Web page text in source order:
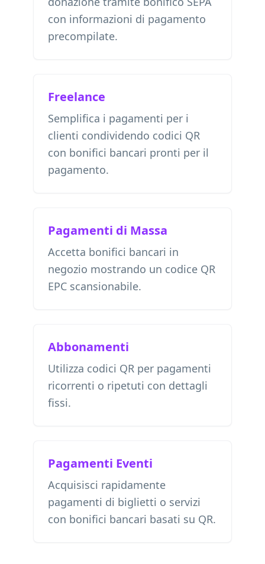
con informazioni di pagamento
precompilate.
Freelance
Semplifica i pagamenti per i
clienti condividendo codici QR
con bonifici bancari pronti per il
pagamento.
Pagamenti di Massa
Accetta bonifici bancari in
negozio mostrando un codice QR
EPC scansionabile.
Abbonamenti
Utilizza codici QR per pagamenti
ricorrenti o ripetuti con dettagli
fissi.
Pagamenti Eventi
Acquisisci rapidamente
pagamenti di biglietti o servizi
con bonifici bancari basati su QR.